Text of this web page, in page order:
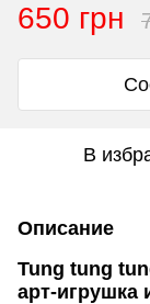
650 грн
В
Описание
Tung tung
арт-игрушка